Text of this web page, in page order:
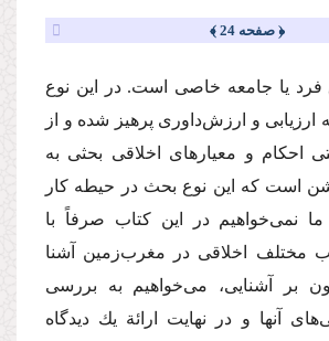
﴿ صفحه 24 ﴾
فرد یا جامعه خاصی است. در این نوع
ارزیابی و ارزش‌داوری پرهیز شده و از
احكام و معیارهای اخلاقی بحثی به
است كه این نوع بحث در حیطه كار
نمی‌خواهیم در این كتاب صرفاً با
مختلف اخلاقی در مغرب‌زمین آشنا
بر آشنایی، می‌خواهیم به بررسی
آنها و در نهایت ارائة یك دیدگاه